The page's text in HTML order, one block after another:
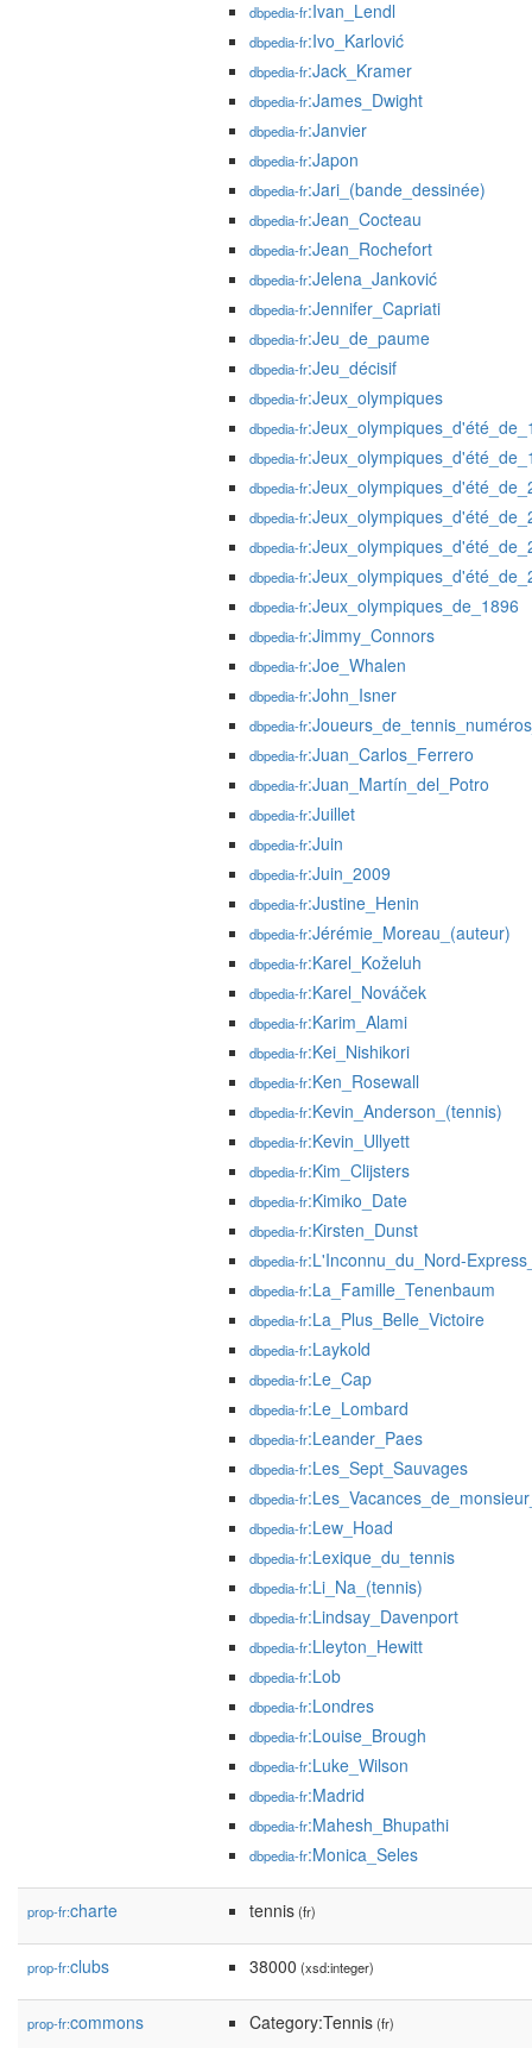
dbpedia-fr:Ivan_Lendl
dbpedia-fr:Ivo_Karlović
dbpedia-fr:Jack_Kramer
dbpedia-fr:James_Dwight
dbpedia-fr:Janvier
dbpedia-fr:Japon
dbpedia-fr:Jari_(bande_dessinée)
dbpedia-fr:Jean_Cocteau
dbpedia-fr:Jean_Rochefort
dbpedia-fr:Jelena_Janković
dbpedia-fr:Jennifer_Capriati
dbpedia-fr:Jeu_de_paume
dbpedia-fr:Jeu_décisif
dbpedia-fr:Jeux_olympiques
dbpedia-fr
dbpedia-fr
dbpedia-fr
dbpedia-fr
dbpedia-fr
dbpedia-fr
dbpedia-fr:Jeux_olympiques_de_1896
dbpedia-fr:Jimmy_Connors
dbpedia-fr:Joe_Whalen
dbpedia-fr:John_Isner
dbpedia-fr
dbpedia-fr:Juan_Carlos_Ferrero
dbpedia-fr:Juan_Martín_del_Potro
dbpedia-fr:Juillet
dbpedia-fr:Juin
dbpedia-fr:Juin_2009
dbpedia-fr:Justine_Henin
dbpedia-fr:Jérémie_Moreau_(auteur)
dbpedia-fr:Karel_Koželuh
dbpedia-fr:Karel_Nováček
dbpedia-fr:Karim_Alami
dbpedia-fr:Kei_Nishikori
dbpedia-fr:Ken_Rosewall
dbpedia-fr:Kevin_Anderson_(tennis)
dbpedia-fr:Kevin_Ullyett
dbpedia-fr:Kim_Clijsters
dbpedia-fr:Kimiko_Date
dbpedia-fr:Kirsten_Dunst
dbpedia-fr:L'Inconnu_du_Nord-
dbpedia-fr:La_Famille_Tenenbaum
dbpedia-fr:La_Plus_Belle_Victoire
dbpedia-fr:Laykold
dbpedia-fr:Le_Cap
dbpedia-fr:Le_Lombard
dbpedia-fr:Leander_Paes
dbpedia-fr:Les_Sept_Sauvages
dbpedia-fr
dbpedia-fr:Lew_Hoad
dbpedia-fr:Lexique_du_tennis
dbpedia-fr:Li_Na_(tennis)
dbpedia-fr:Lindsay_Davenport
dbpedia-fr:Lleyton_Hewitt
dbpedia-fr:Lob
dbpedia-fr:Londres
dbpedia-fr:Louise_Brough
dbpedia-fr:Luke_Wilson
dbpedia-fr:Madrid
dbpedia-fr:Mahesh_Bhupathi
dbpedia-fr:Monica_Seles
prop-fr:charte tennis(fr)
prop-fr:clubs 38000 (xsd:integer)
prop-fr:commons Category:Tennis(fr)